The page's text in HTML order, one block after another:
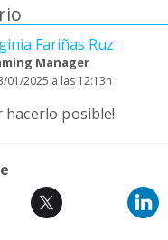
Fariñas Ruz
Manager
01/2025 a las 12:13h
hacerlo posible!